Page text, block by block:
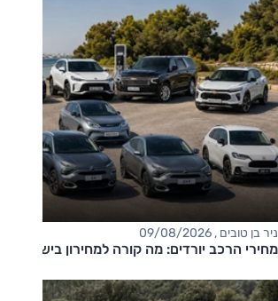
ניר בן טובים , 09/08/2026
מחירי הרכב יורדים: מה קורה למחירון בישראל?